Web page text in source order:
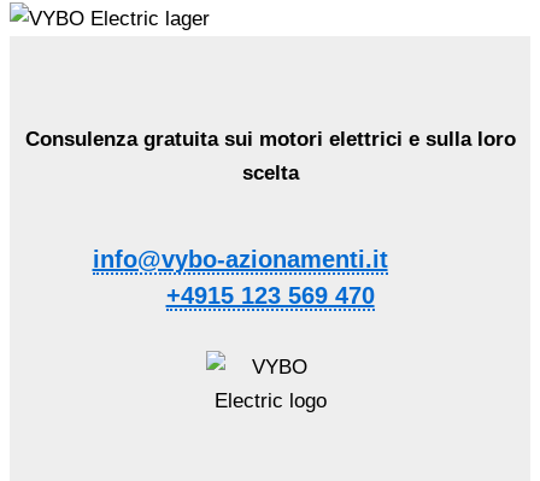
Consulenza gratuita sui motori elettrici e sulla loro
scelta
info@vybo-azionamenti.it
+4915 123 569 470